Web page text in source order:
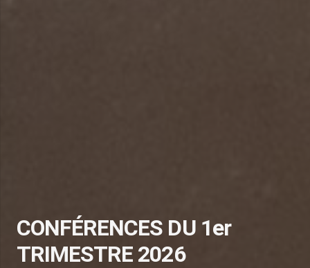
CONFÉRENCES DU 1er
TRIMESTRE 2026